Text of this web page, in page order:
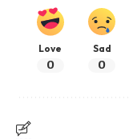
Love
0
Sad
0